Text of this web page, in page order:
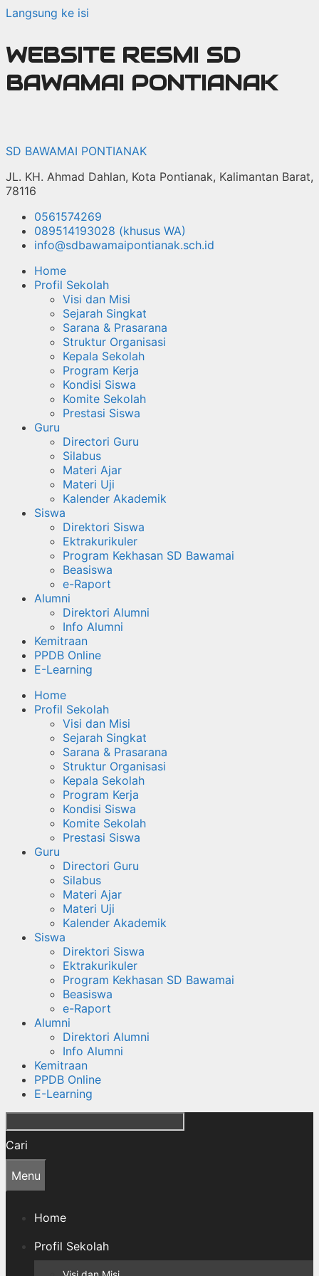
Langsung ke isi
WEBSITE RESMI SD
BAWAMAI PONTIANAK
SD BAWAMAI PONTIANAK
JL. KH. Ahmad Dahlan, Kota Pontianak, Kalimantan Barat,
78116
0561574269
089514193028 (khusus WA)
info@sdbawamaipontianak.sch.id
Home
Profil Sekolah
Visi dan Misi
Sejarah Singkat
Sarana & Prasarana
Struktur Organisasi
Kepala Sekolah
Program Kerja
Kondisi Siswa
Komite Sekolah
Prestasi Siswa
Guru
Directori Guru
Silabus
Materi Ajar
Materi Uji
Kalender Akademik
Siswa
Direktori Siswa
Ektrakurikuler
Program Kekhasan SD Bawamai
Beasiswa
e-Raport
Alumni
Direktori Alumni
Info Alumni
Kemitraan
PPDB Online
E-Learning
Home
Profil Sekolah
Visi dan Misi
Sejarah Singkat
Sarana & Prasarana
Struktur Organisasi
Kepala Sekolah
Program Kerja
Kondisi Siswa
Komite Sekolah
Prestasi Siswa
Guru
Directori Guru
Silabus
Materi Ajar
Materi Uji
Kalender Akademik
Siswa
Direktori Siswa
Ektrakurikuler
Program Kekhasan SD Bawamai
Beasiswa
e-Raport
Alumni
Direktori Alumni
Info Alumni
Kemitraan
PPDB Online
E-Learning
Cari
Menu
Home
Profil Sekolah